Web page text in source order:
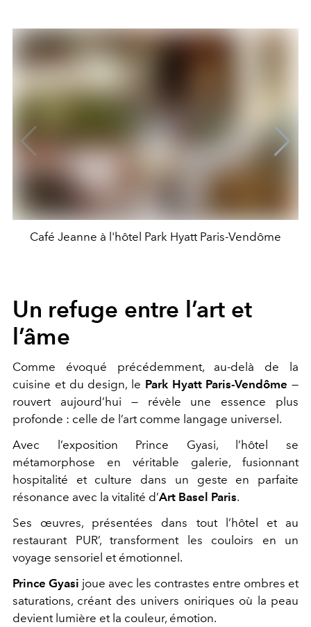
Café Jeanne à l'hôtel Park Hyatt Paris-Vendôme
Un refuge entre l’art et
l’âme
Comme évoqué précédemment, au-delà de la
cuisine et du design, le Park Hyatt Paris-Vendôme —
rouvert aujourd’hui — révèle une essence plus
profonde : celle de l’art comme langage universel.
Avec l’exposition Prince Gyasi, l’hôtel se
métamorphose en véritable galerie, fusionnant
hospitalité et culture dans un geste en parfaite
résonance avec la vitalité d’Art Basel Paris.
Ses œuvres, présentées dans tout l’hôtel et au
restaurant PUR’, transforment les couloirs en un
voyage sensoriel et émotionnel.
Prince Gyasi joue avec les contrastes entre ombres et
saturations, créant des univers oniriques où la peau
devient lumière et la couleur, émotion.